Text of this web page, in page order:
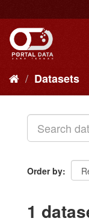
to
content
Datasets
Order by
1